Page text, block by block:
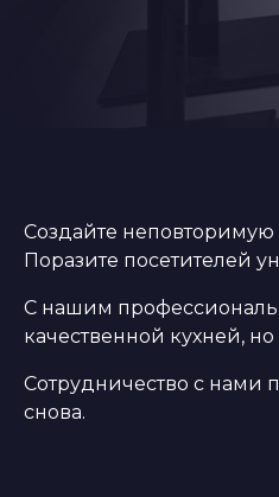
Создайте неповторимую
Поразите посетителей
С нашим
качественной кухней, но
Сотрудничество с нами
снова.